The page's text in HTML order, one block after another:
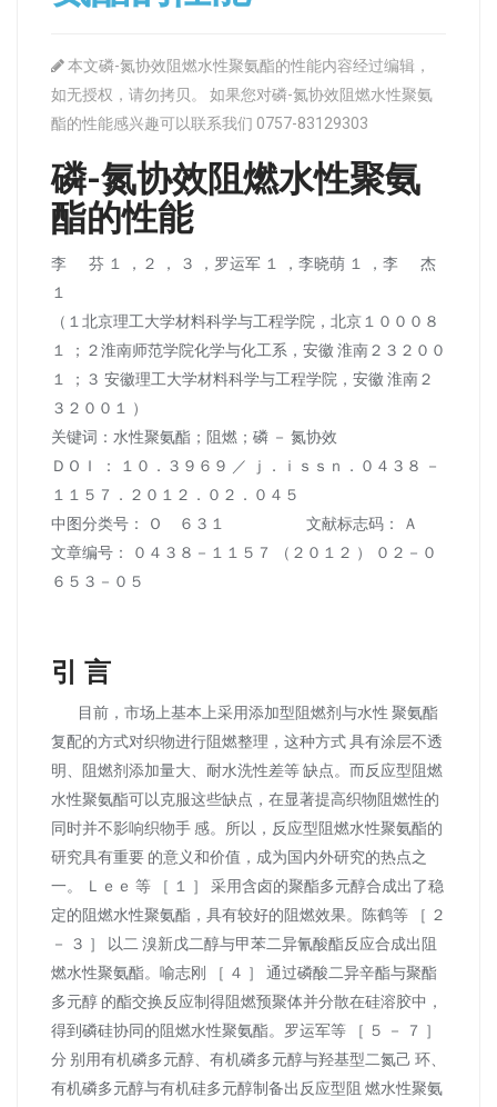
本文磷-氮协效阻燃水性聚氨酯的性能内容经过编辑，
如无授权，请勿拷贝。 如果您对磷-氮协效阻燃水性聚氨
酯的性能感兴趣可以联系我们 0757-83129303
磷-氮协效阻燃水性聚氨
酯的性能
李 芬 １ ，２ ， ３ ，罗运军 １ ，李晓萌 １ ，李 杰
１
（１北京理工大学材料科学与工程学院，北京１０００８
１ ；２淮南师范学院化学与化工系，安徽 淮南２３２００
１ ；３ 安徽理工大学材料科学与工程学院，安徽 淮南２
３２００１ ）
关键词：水性聚氨酯；阻燃；磷 － 氮协效
ＤＯＩ ： １０．３９６９ ／ ｊ．ｉｓｓｎ．０４３８ －
１１５７．２０１２．０２．０４５
中图分类号： Ｏ ６３１ 文献标志码： Ａ
文章编号： ０４３８－１１５７ （２０１２ ） ０２－０
６５３－０５
引 言
目前，市场上基本上采用添加型阻燃剂与水性 聚氨酯
复配的方式对织物进行阻燃整理，这种方式 具有涂层不透
明、阻燃剂添加量大、耐水洗性差等 缺点。而反应型阻燃
水性聚氨酯可以克服这些缺点，在显著提高织物阻燃性的
同时并不影响织物手 感。所以，反应型阻燃水性聚氨酯的
研究具有重要 的意义和价值，成为国内外研究的热点之
一。 Ｌｅｅ 等 ［ １ ］ 采用含卤的聚酯多元醇合成出了稳
定的阻燃水性聚氨酯，具有较好的阻燃效果。陈鹤等 ［ ２
－ ３ ］ 以二 溴新戊二醇与甲苯二异氰酸酯反应合成出阻
燃水性聚氨酯。喻志刚 ［ ４ ］ 通过磷酸二异辛酯与聚酯
多元醇 的酯交换反应制得阻燃预聚体并分散在硅溶胶中，
得到磷硅协同的阻燃水性聚氨酯。罗运军等 ［ ５ － ７ ］
分 别用有机磷多元醇、有机磷多元醇与羟基型二氮己 环、
有机磷多元醇与有机硅多元醇制备出反应型阻 燃水性聚氨